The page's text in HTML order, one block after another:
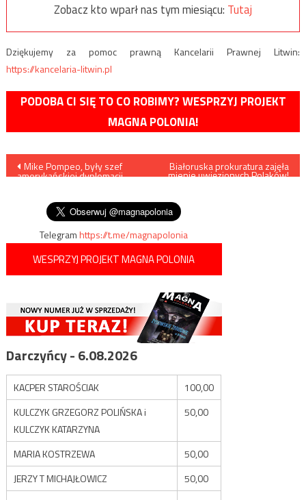
Zobacz kto wparł nas tym miesiącu: Tutaj
Dziękujemy za pomoc prawną Kancelarii Prawnej Litwin:
https://kancelaria-litwin.pl
PODOBA CI SIĘ TO CO ROBIMY? WESPRZYJ PROJEKT
MAGNA POLONIA!
Nawigacja
wpisu
Mike Pompeo, były szef
amerykańskiej dyplomacji,
Białoruska prokuratura zajęła
mienie uwięzionych Polaków!
Telegramhttps://t.me/magnapolonia
WESPRZYJ PROJEKT MAGNA POLONIA
Darczyńcy - 6.08.2026
KACPER STAROŚCIAK
100,00
KULCZYK GRZEGORZ POLIŃSKA i
KULCZYK KATARZYNA
50,00
MARIA KOSTRZEWA
50,00
JERZY T MICHAJŁOWICZ
50,00